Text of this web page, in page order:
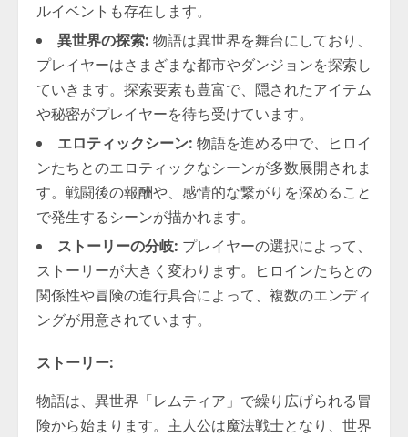
ルイベントも存在します。
異世界の探索: 物語は異世界を舞台にしており、
プレイヤーはさまざまな都市やダンジョンを探索し
ていきます。探索要素も豊富で、隠されたアイテム
や秘密がプレイヤーを待ち受けています。
エロティックシーン: 物語を進める中で、ヒロイ
ンたちとのエロティックなシーンが多数展開されま
す。戦闘後の報酬や、感情的な繋がりを深めること
で発生するシーンが描かれます。
ストーリーの分岐: プレイヤーの選択によって、
ストーリーが大きく変わります。ヒロインたちとの
関係性や冒険の進行具合によって、複数のエンディ
ングが用意されています。
ストーリー:
物語は、異世界「レムティア」で繰り広げられる冒
険から始まります。主人公は魔法戦士となり、世界